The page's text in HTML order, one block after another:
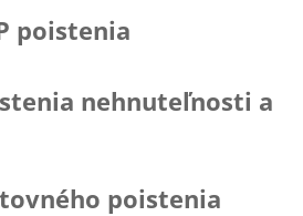
poistenia
nehnuteľnosti a
poistenia